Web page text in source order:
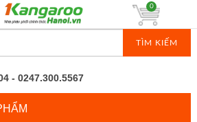
TÌM KIẾM
0
- 0247.300.5567